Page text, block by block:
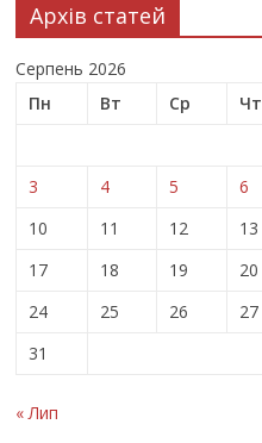
Архів статей
Серпень 2026
Пн
Вт Ср Чт
3
4 5 6
10
11 12 13
17
18 19 20
24
25 26 27
31
« Лип